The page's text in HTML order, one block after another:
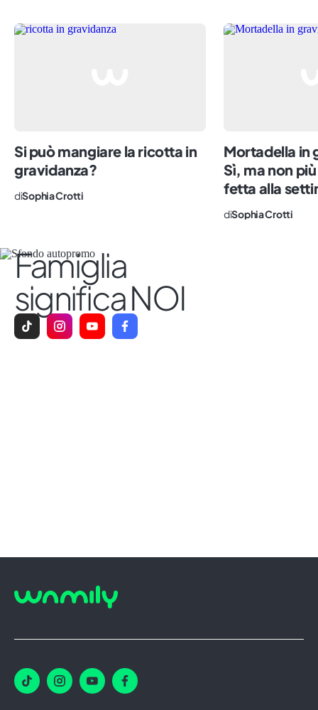
Si può mangiare la ricotta in
gravidanza?
diSophia Crotti
Mortadella in
Sì, ma non
fetta alla
diSophia Crotti
Famiglia
significa NOI